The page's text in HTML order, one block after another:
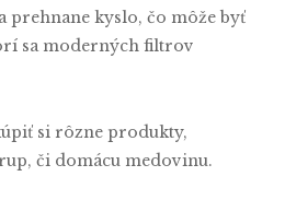
prehnane kyslo, čo môže byť
sa moderných filtrov
si rôzne produkty,
či domácu medovinu.